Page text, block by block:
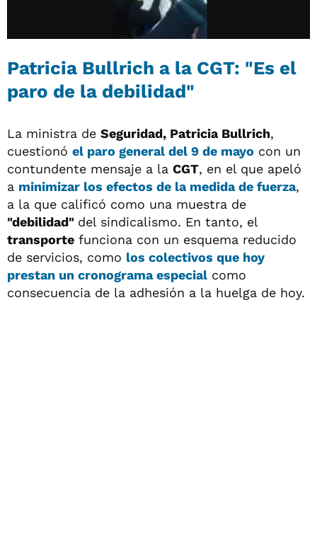
Patricia Bullrich a la CGT: "Es el
paro de la debilidad"
La ministra de Seguridad, Patricia Bullrich,
cuestionó el paro general del 9 de mayo con un
contundente mensaje a la CGT, en el que apeló
a minimizar los efectos de la medida de fuerza,
a la que calificó como una muestra de
"debilidad" del sindicalismo. En tanto, el
transporte funciona con un esquema reducido
de servicios, como los colectivos que hoy
prestan un cronograma especial como
consecuencia de la adhesión a la huelga de hoy.